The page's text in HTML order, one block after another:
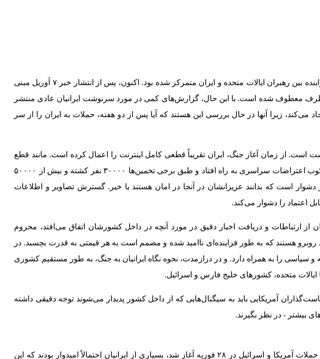
در هفته گذشته، تیترهای غرب در مورد جنگ ایران بر تبادل تهدیدهای خصمانه فزاینده بین رهبران ایالات متحده و ایران متمرکز شده بود. اکنون، پس از انتشار خبر ۷ آوریل مبنی
طرف معطوف شده است. با این حال، گزارش‌های کمی در مورد سرنوشت ایرانیان عادی منتشر
زیرا آنها در حال بررسی این هستند که آیا پس از دو هفته، حملات به ایران را از سر
از زمان آغاز جنگ، ایران تقریباً قطعی کامل اینترنت را اعمال کرده است. مانند قطع
قبلی اینترنت در ژانویه - زمانی که موج بی‌سابقه‌ای از خشونت دولتی برای سرکوب اعتراضات سراسری به راه افتاد و طبق برخی تخمین‌ها ۳۰۰۰۰ نفر کشته و بیش از ۵۰۰۰۰
است که بدانند عزیزانشان در آنجا در امان هستند یا خیر. گسترش تصاویر و اطلاعات
اعتماد را دشوار می‌کند.
ارتباطات و دریافت اخبار دقیق در مورد آنچه در داخل کشورشان اتفاق می‌افتد، محروم
روبرو هستند که به طور فزاینده‌ای ناامید شده و مصمم است به هر قیمتی به قدرت بچسبد. در
و سیاسی را به همراه دارد. و در درازمدت، نحوه نگاه ایرانیان به جنگ، به طور مستقیم کشوری
متحده، کشورهای خلیج فارس و اسرائیل.
آمریکایی باید به سیگنال‌هایی که از داخل کشور پدیدار می‌شوند توجه دقیقی داشته
بیشتر - در نظر بگیرند.
سال‌هاست که تعداد زیادی از ایرانیان با جمهوری اسلامی مخالف بوده‌اند. وقتی حملات آمریکا و اسرائیل در ۲۸ فوریه آغاز شد، بسیاری از ایرانیان احتمالاً امیدوار بودند که این